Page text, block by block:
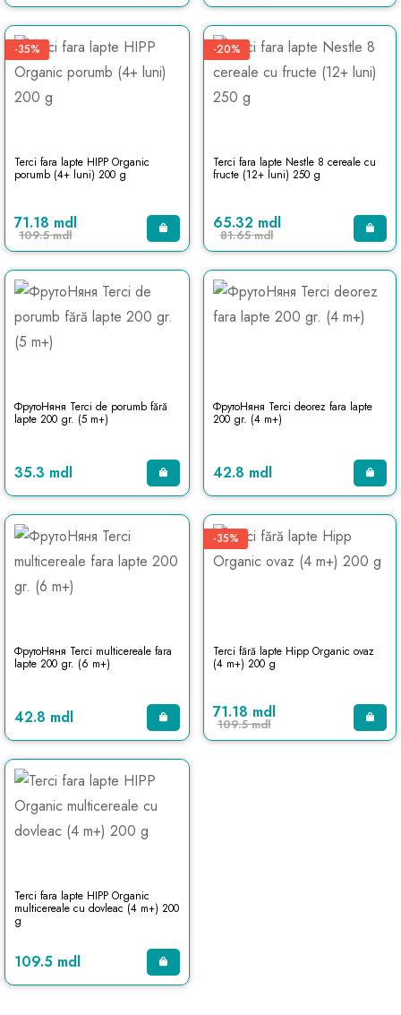
-35%
Terci fara lapte HIPP Organic
porumb (4+ luni) 200 g
71.18 mdl
109.5 mdl
-20%
Terci fara lapte Nestle 8 cereale cu
fructe (12+ luni) 250 g
65.32 mdl
81.65 mdl
ФрутоНяня Terci de porumb fără
lapte 200 gr. (5 m+)
35.3 mdl
ФрутоНяня Terci deorez fara lapte
200 gr. (4 m+)
42.8 mdl
ФрутоНяня Terci multicereale fara
lapte 200 gr. (6 m+)
42.8 mdl
-35%
Terci fără lapte Hipp Organic ovaz
(4 m+) 200 g
71.18 mdl
109.5 mdl
Terci fara lapte HIPP Organic
multicereale cu dovleac (4 m+) 200
g
109.5 mdl